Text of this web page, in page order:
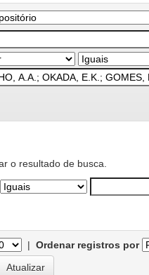
o resultado de busca.
| Ordenar registros por